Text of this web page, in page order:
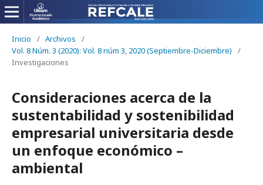
Inicio / Archivos
/
Vol. 8 Núm. 3 (2020): Vol. 8 núm 3, 2020 (Septiembre-Diciembre)
/
Investigaciones
Consideraciones acerca de la
sustentabilidad y sostenibilidad
empresarial universitaria desde
un enfoque económico –
ambiental